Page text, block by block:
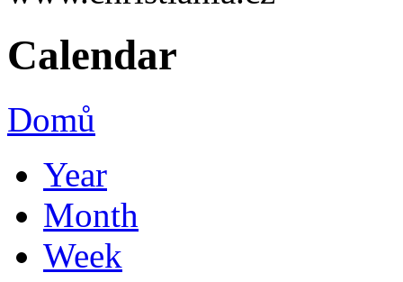
Calendar
Domů
Year
Month
Week